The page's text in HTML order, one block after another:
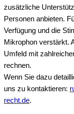
zusätzliche
Personen anbieten.
Verfügung und die
Mikrophon verstärkt.
Umfeld mit
rechnen.
Wenn Sie dazu
uns zu kontaktieren:
recht.de.